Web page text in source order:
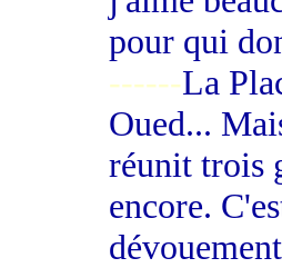
pour qui
------La
Oued...
réunit trois
encore.